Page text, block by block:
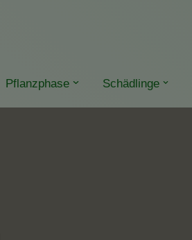
Pflanzphase Schädlinge